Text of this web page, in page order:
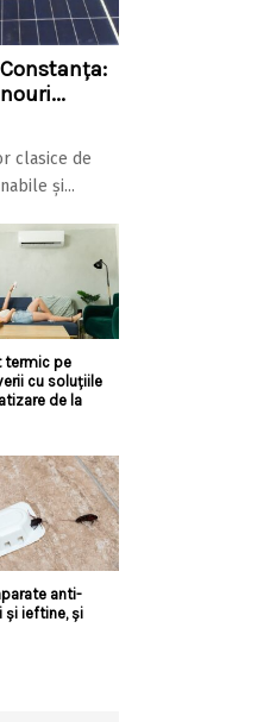
clasice de
și...
termic pe
cu soluțiile
de la
anti-
și ieftine, și